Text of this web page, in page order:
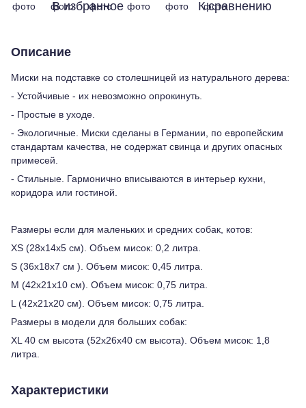
В избранное К сравнению
Описание
Миски на подставке со столешницей из натурального дерева:
- Устойчивые - их невозможно опрокинуть.
- Простые в уходе.
- Экологичные. Миски сделаны в Германии, по европейским
стандартам качества, не содержат свинца и других опасных
примесей.
- Стильные. Гармонично вписываются в интерьер кухни,
коридора или гостиной.
Размеры если для маленьких и средних собак, котов:
XS (28x14x5 см). Объем мисок: 0,2 литра.
S (36x18x7 см ). Объем мисок: 0,45 литра.
M (42x21x10 см). Объем мисок: 0,75 литра.
L (42x21x20 см). Объем мисок: 0,75 литра.
Размеры в модели для больших собак:
XL 40 см высота (52x26x40 см высота). Объем мисок: 1,8
литра.
Характеристики